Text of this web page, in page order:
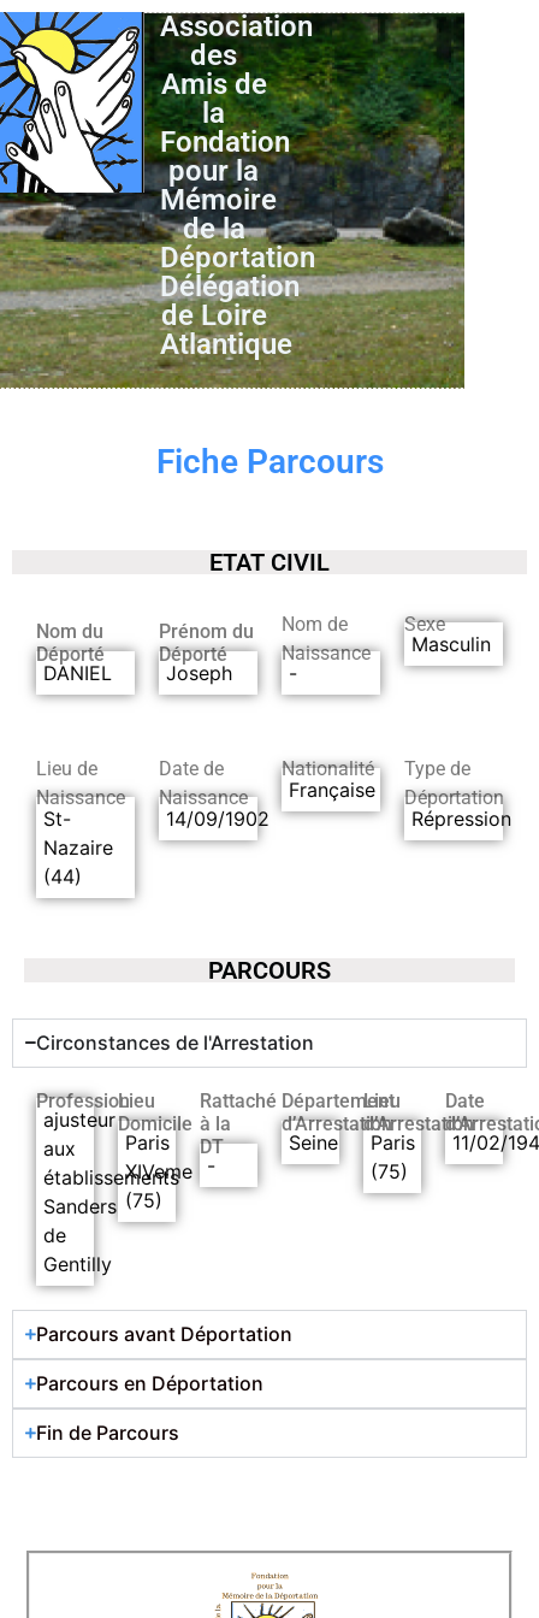
Association
des
Amis de
la
Fondation
pour la
Mémoire
de la
Déportation
Délégation
de Loire
Atlantique
Fiche Parcours
ETAT CIVIL
Nom du
Déporté
DANIEL
Prénom du
Déporté
Joseph
Nom de
Naissance
-
Sexe
Masculin
Lieu de
Naissance
St-
Nazaire
(44)
Date de
Naissance
14/09/1902
Nationalité
Française
Type de
Déportation
Répression
PARCOURS
Circonstances de l'Arrestation
Profession
ajusteur
aux
établissements
Sanders
de
Gentilly
Lieu
Domicile
Paris
XIVeme
(75)
Rattaché
à la
DT
-
Département
d’Arrestation
Seine
Lieu
d’Arrestation
Paris
(75)
Date
11/02/
Parcours avant Déportation
Parcours en Déportation
Fin de Parcours